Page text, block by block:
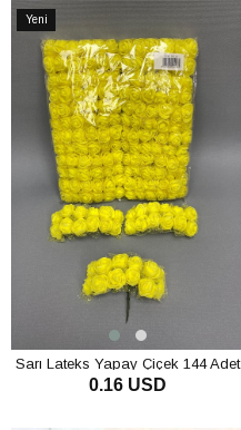
Yeni
Ürün
Sarı Lateks Yapay Çiçek 144 Adet
0.16 USD